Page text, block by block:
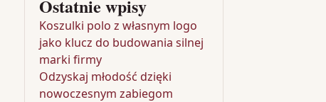
Ostatnie wpisy
Koszulki polo z własnym logo
jako klucz do budowania silnej
marki firmy
Odzyskaj młodość dzięki
nowoczesnym zabiegom